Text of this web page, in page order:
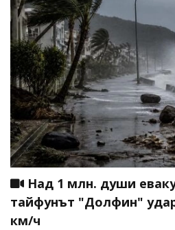
Над 1 млн. души
тайфунът "Долфин"
км/ч